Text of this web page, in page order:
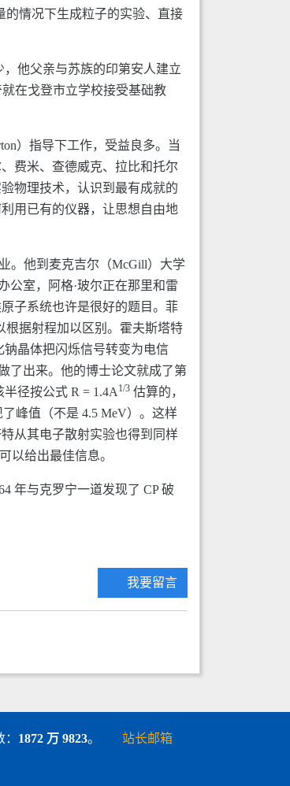
的情况下生成粒子的实验、直接
他父亲与苏族的印第安人建立
在戈登市立学校接受基础教
）指导下工作，受益良多。当
费米、查德威克、拉比和托尔
物理技术，认识到最有成就的
用已有的仪器，让思想自由地
。他到麦克吉尔（McGill）大学
公室，阿格·玻尔正在那里和雷
子系统也许是很好的题目。菲
根据射程加以区别。霍夫斯塔特
晶体把闪烁信号转变为电信
了出来。他的博士论文就成了第
径按公式 R = 1.4A 1/3 估算的，
峰值（不是 4.5 MeV）。这样
从其电子散射实验也得到同样
以给出最佳信息。
年与克罗宁一道发现了 CP 破
我要留言
1872 万 9823。 站长邮箱